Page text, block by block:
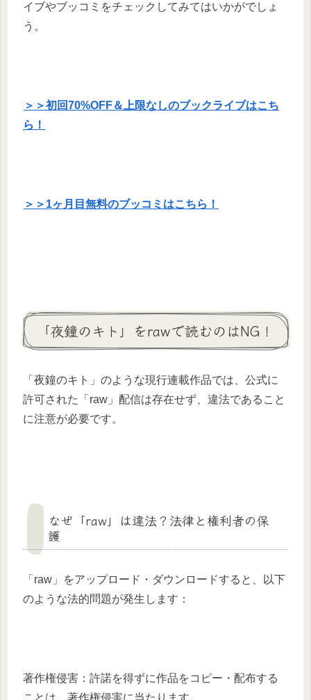
イブやブッコミをチェックしてみてはいかがでしょ
う。
＞＞初回70%OFF＆上限なしのブックライブはこち
ら！
＞＞1ヶ月目無料のブッコミはこちら！
「夜鐘のキト」をrawで読むのはNG！
「夜鐘のキト」のような現行連載作品では、公式に
許可された「raw」配信は存在せず、違法であること
に注意が必要です。
なぜ「raw」は違法？法律と権利者の保
護
「raw」をアップロード・ダウンロードすると、以下
のような法的問題が発生します：
著作権侵害：許諾を得ずに作品をコピー・配布する
ことは、著作権侵害に当たります。